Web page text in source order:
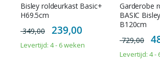
Bisley roldeurkast Basic+
H69.5cm
349,00
Special
Price
239,00
Levertijd: 4 - 6 weken
Garderobe
BASIC
B120cm
729,00
Levertijd: 4 -